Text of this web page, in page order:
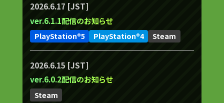
2026.6.17 [JST]
ver.6.1.1配信のお知らせ
PlayStation®5 PlayStation®4 Steam
2026.6.15 [JST]
ver.6.0.2配信のお知らせ
Steam